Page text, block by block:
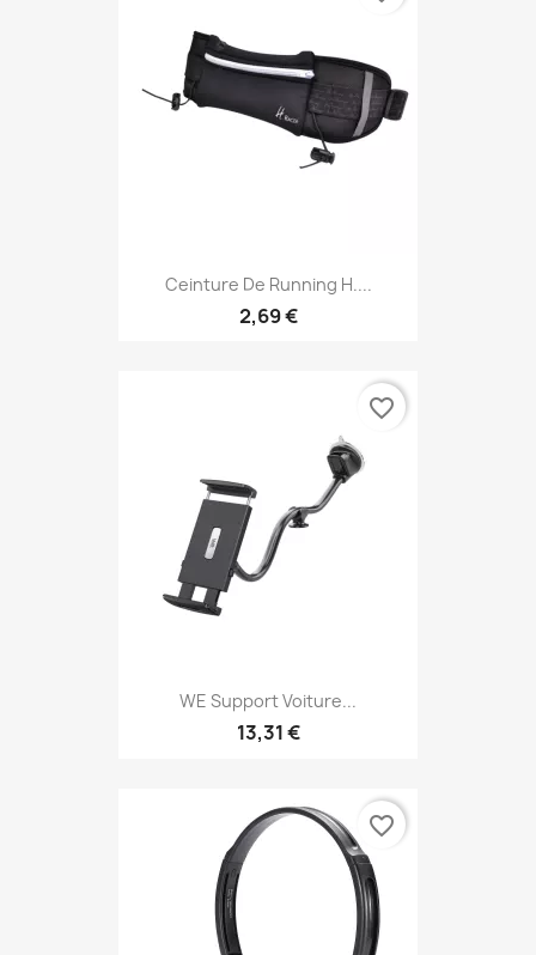
Ceinture De Running H....
2,69 €
WE Support Voiture...
13,31 €
favorite_border
favorite_border